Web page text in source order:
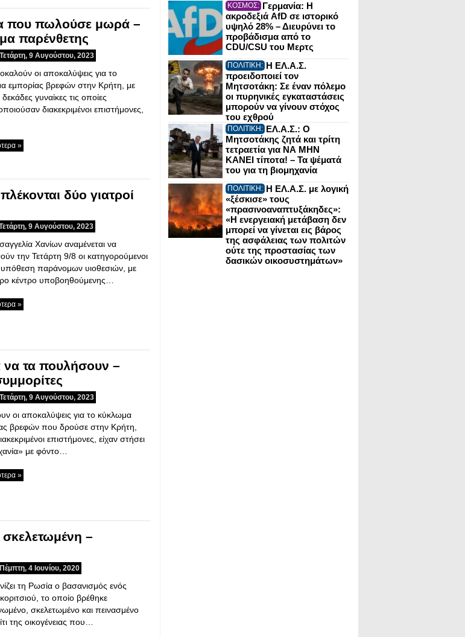
που πωλούσε μωρά –
παρένθετης
9 Αυγούστου, 2023
οι αποκαλύψεις για το
εμπορίας βρεφών στην Κρήτη, με
γυναίκες τις οποίες
διακεκριμένοι επιστήμονες,
»
δύο γιατροί
9 Αυγούστου, 2023
Χανίων αναμένεται να
την Τετάρτη 9/8 οι κατηγορούμενοι
υπόθεση παράνομων υιοθεσιών, με
κέντρο υποβοηθούμενης…
»
να τα πουλήσουν –
9 Αυγούστου, 2023
οι αποκαλύψεις για το κύκλωμα
βρεφών που δρούσε στην Κρήτη,
επιστήμονες, είχαν στήσει
με φόντο…
»
–
4 Ιουνίου, 2020
τη Ρωσία ο βασανισμός ενός
το οποίο βρέθηκε
σκελετωμένο και πεινασμένο
της οικογένειας που…
ΚΟΣΜΟΣ: Γερμανία: Η
ακροδεξιά AfD σε ιστορικό
υψηλό 28% – Διευρύνει το
προβάδισμα από το
CDU/CSU του Μερτς
ΠΟΛΙΤΙΚΗ: Η ΕΛ.Α.Σ.
προειδοποιεί τον
Μητσοτάκη: Σε έναν πόλεμο
οι πυρηνικές εγκαταστάσεις
μπορούν να γίνουν στόχος
του εχθρού
ΠΟΛΙΤΙΚΗ: ΕΛ.Α.Σ.: Ο
Μητσοτάκης ζητά και τρίτη
τετραετία για ΝΑ ΜΗΝ
ΚΑΝΕΙ τίποτα! – Τα ψέματά
του για τη βιομηχανία
ΠΟΛΙΤΙΚΗ: Η ΕΛ.Α.Σ. με λογική
«ξέσκισε» τους
«πρασινοαναπτυξάκηδες»:
«Η ενεργειακή μετάβαση δεν
μπορεί να γίνεται εις βάρος
της ασφάλειας των πολιτών
ούτε της προστασίας των
δασικών οικοσυστημάτων»